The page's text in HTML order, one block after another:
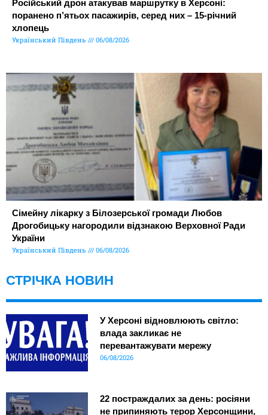
Російський дрон атакував маршрутку в Херсоні:
поранено п’ятьох пасажирів, серед них – 15-річний
хлопець
Український Південь 06/08/2026
Сімейну лікарку з Білозерської громади Любов
Дрогобицьку нагородили відзнакою Верховної Ради
України
Український Південь 06/08/2026
СТРІЧКА НОВИН
У Херсоні відновлюють світло:
влада закликає не
перевантажувати мережу
06/08/2026
22 постраждалих за день: росіяни
не припиняють терор Херсонщини,